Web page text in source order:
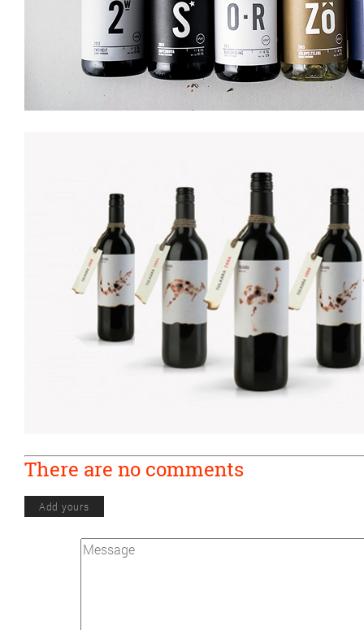
There are no comments
Add yours